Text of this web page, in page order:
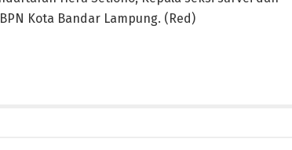
Kota Bandar Lampung. (Red)